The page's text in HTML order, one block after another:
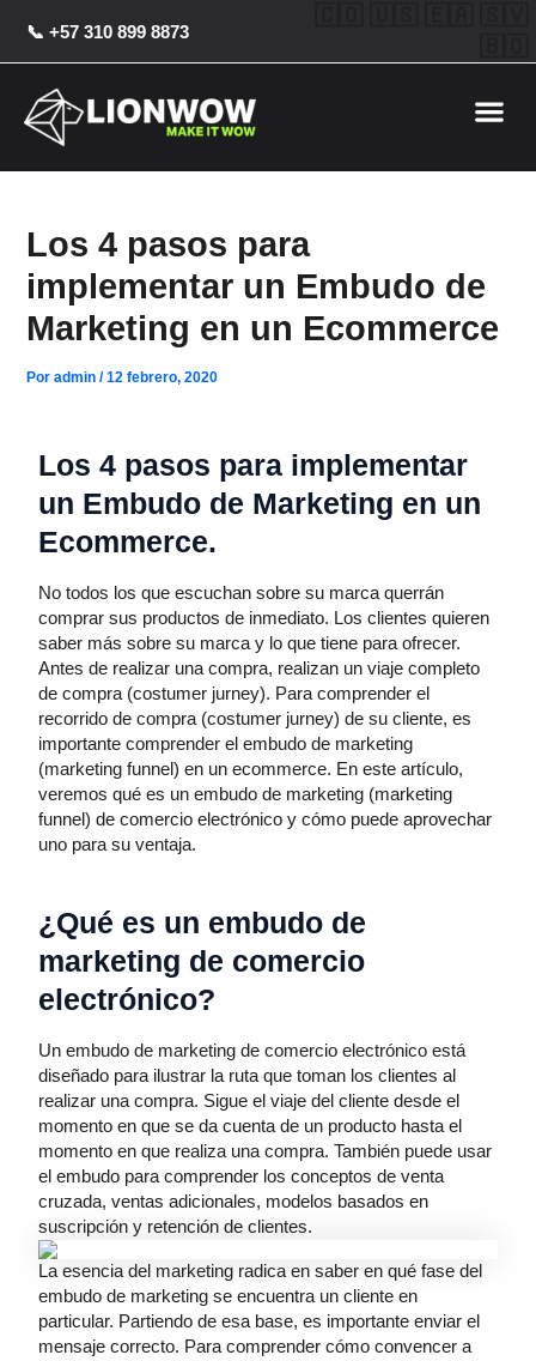
contenido
📞 +57 310 899 8873
Los 4 pasos para
implementar un Embudo de
Marketing en un Ecommerce
Poradmin/12 febrero, 2020
Los 4 pasos para implementar
un Embudo de Marketing en un
Ecommerce.
No todos los que escuchan sobre su marca querrán
comprar sus productos de inmediato. Los clientes quieren
saber más sobre su marca y lo que tiene para ofrecer.
Antes de realizar una compra, realizan un viaje completo
de compra (costumer jurney). Para comprender el
recorrido de compra (costumer jurney) de su cliente, es
importante comprender el embudo de marketing
(marketing funnel) en un ecommerce. En este artículo,
veremos qué es un embudo de marketing (marketing
funnel) de comercio electrónico y cómo puede aprovechar
uno para su ventaja.
¿Qué es un embudo de
marketing de comercio
electrónico?
Un embudo de marketing de comercio electrónico está
diseñado para ilustrar la ruta que toman los clientes al
realizar una compra. Sigue el viaje del cliente desde el
momento en que se da cuenta de un producto hasta el
momento en que realiza una compra. También puede usar
el embudo para comprender los conceptos de venta
cruzada, ventas adicionales, modelos basados ​​en
suscripción y retención de clientes.
La esencia del marketing radica en saber en qué fase del
embudo de marketing se encuentra un cliente en
particular. Partiendo de esa base, es importante enviar el
mensaje correcto. Para comprender cómo convencer a
navigation